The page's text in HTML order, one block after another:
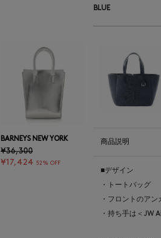
BARNEYS NEW YORK
¥36,300
¥17,424 52% OFF
BLUE
商品説明
■デザイン
・トートバッグ
・フロントのア
・持ち手は＜JW